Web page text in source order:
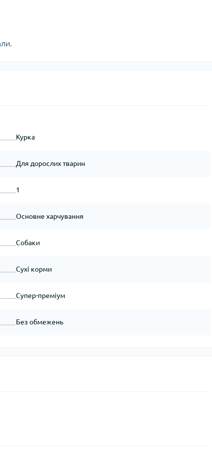
Курка
Для дорослих тварин
1
Основне харчування
Собаки
Сухі корми
Супер-преміум
Без обмежень